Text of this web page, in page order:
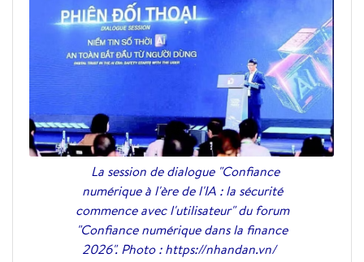
La session de dialogue "Confiance
numérique à l'ère de l'IA : la sécurité
commence avec l'utilisateur" du forum
"Confiance numérique dans la finance
2026". Photo : https://nhandan.vn/